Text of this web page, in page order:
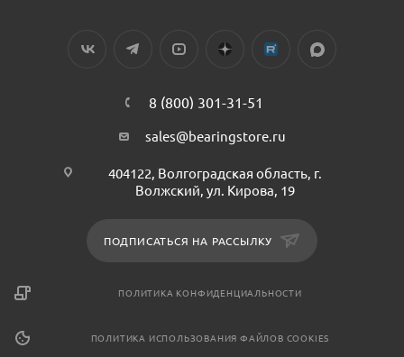
8 (800) 301-31-51
sales@bearingstore.ru
404122, Волгоградская область, г.
Волжский, ул. Кирова, 19
ПОДПИСАТЬСЯ НА РАССЫЛКУ
ПОЛИТИКА КОНФИДЕНЦИАЛЬНОСТИ
ПОЛИТИКА ИСПОЛЬЗОВАНИЯ ФАЙЛОВ COOKIES